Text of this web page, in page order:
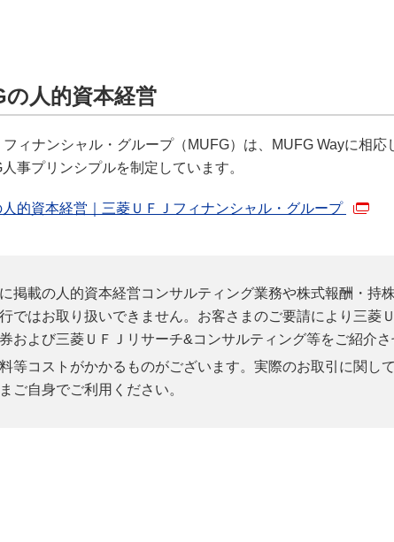
の人的資本経営
ィナンシャル・グループ（MUFG）は、MUFG Wayに相
事プリンシプルを制定しています。
的資本経営｜三菱ＵＦＪフィナンシャル・グループ
掲載の人的資本経営コンサルティング業務や株式報酬・持
ではお取り扱いできません。お客さまのご要請により三菱
および三菱ＵＦＪリサーチ&コンサルティング等をご紹介
等コストがかかるものがございます。実際のお取引に関し
ご自身でご利用ください。